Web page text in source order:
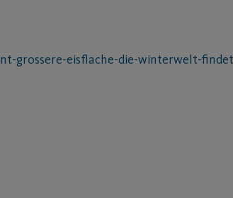
grossere-eisflache-die-winterwelt-